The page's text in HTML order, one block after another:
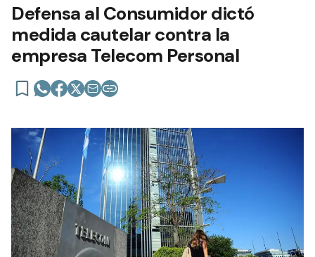
Defensa al Consumidor dictó
medida cautelar contra la
empresa Telecom Personal